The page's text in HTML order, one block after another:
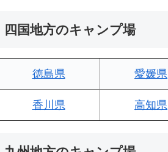
四国地方のキャンプ場
徳島県 愛媛県
香川県 高知県